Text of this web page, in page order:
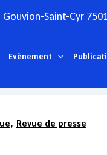
Saint-Cyr
Evènement
pour :Pratique
, Revue de presse